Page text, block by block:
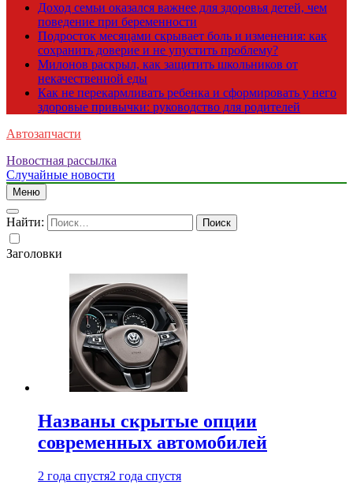
Доход семьи оказался важнее для здоровья детей, чем
поведение при беременности
Подросток месяцами скрывает боль и изменения: как
сохранить доверие и не упустить проблему?
Милонов раскрыл, как защитить школьников от
некачественной еды
Как не перекармливать ребенка и сформировать у него
здоровые привычки: руководство для родителей
Автозапчасти
Новостная рассылка
Случайные новости
Меню
Найти:
Заголовки
Названы скрытые опции
современных автомобилей
2 года спустя2 года спустя